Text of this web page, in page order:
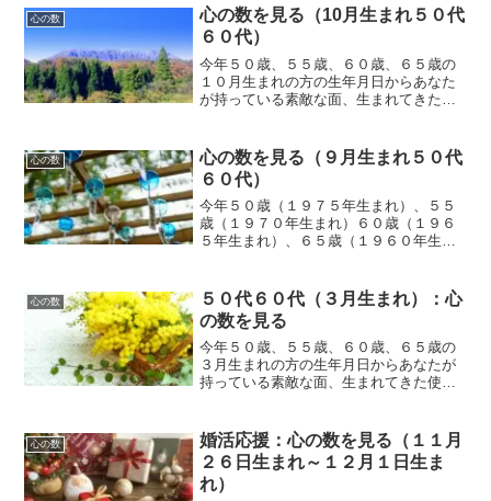
ます。これからの人生計画などに参考に
していただければ幸いです。
心の数
心の数を見る（10月生まれ５０代
６０代）
今年５０歳、５５歳、６０歳、６５歳の
１０月生まれの方の生年月日からあなた
が持っている素敵な面、生まれてきた使
す。これからの人生計画などに参考にし
ていただければ幸いです。
心の数
心の数を見る（９月生まれ５０代
６０代）
今年５０歳（１９７５年生まれ）、５５
歳（１９７０年生まれ）６０歳（１９６
５年生まれ）、６５歳（１９６０年生ま
た使命、果たすべき役割などと、これか
らの見通しのお話です。
心の数
５０代６０代（３月生まれ）：心
の数を見る
今年５０歳、５５歳、６０歳、６５歳の
３月生まれの方の生年月日からあなたが
持っている素敵な面、生まれてきた使
す。これからの人生計画などに参考にし
ていただければ幸いです。
心の数
婚活応援：心の数を見る（１１月
２６日生まれ～１２月１日生ま
れ）